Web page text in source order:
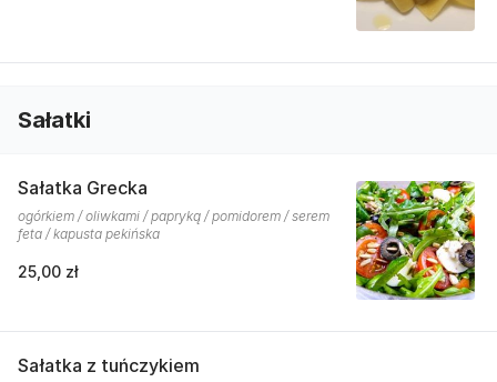
Sałatki
Sałatka Grecka
ogórkiem / oliwkami / papryką / pomidorem / serem
feta / kapusta pekińska
25,00 zł
Sałatka z tuńczykiem